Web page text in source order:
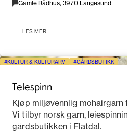
Gamle Rådhus, 3970 Langesund
LES MER
KULTUR & KULTURARV GÅRDSBUTIKK
Telespinn
Kjøp miljøvennlig mohairgarn
Vi tilbyr norsk garn,
gårdsbutikken i Flatdal.